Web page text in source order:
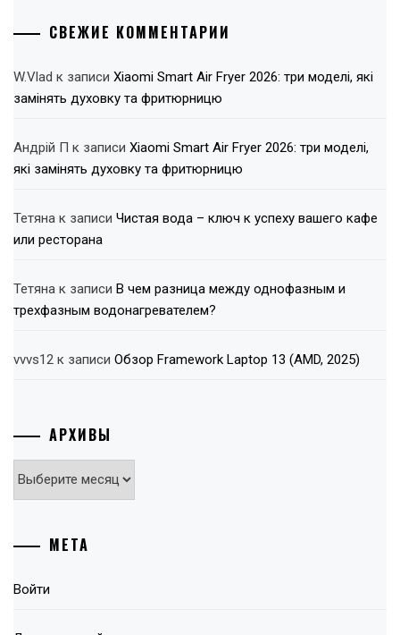
СВЕЖИЕ КОММЕНТАРИИ
W.Vlad к записи Xiaomi Smart Air Fryer 2026: три моделі, які
замінять духовку та фритюрницю
Андрій П к записи Xiaomi Smart Air Fryer 2026: три моделі,
які замінять духовку та фритюрницю
Тетяна к записи Чистая вода – ключ к успеху вашего кафе
или ресторана
Тетяна к записи В чем разница между однофазным и
трехфазным водонагревателем?
vvvs12 к записи Обзор Framework Laptop 13 (AMD, 2025)
АРХИВЫ
Архивы
МЕТА
Войти